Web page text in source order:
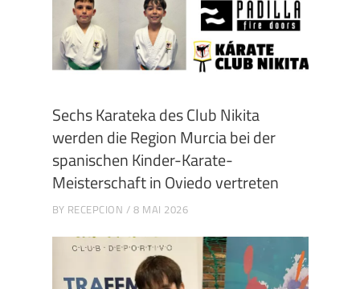
Sechs Karateka des Club Nikita
werden die Region Murcia bei der
spanischen Kinder-Karate-
Meisterschaft in Oviedo vertreten
BY RECEPCION 8 MAI 2026